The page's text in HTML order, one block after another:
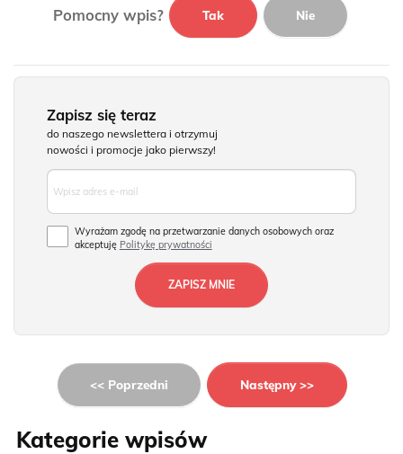
Pomocny wpis? Tak Nie
Zapisz się teraz
do naszego newslettera i otrzymuj
nowości i promocje jako pierwszy!
Wyrażam zgodę na przetwarzanie danych osobowych oraz
akceptuję Politykę prywatności
<< Poprzedni Następny >>
Kategorie wpisów